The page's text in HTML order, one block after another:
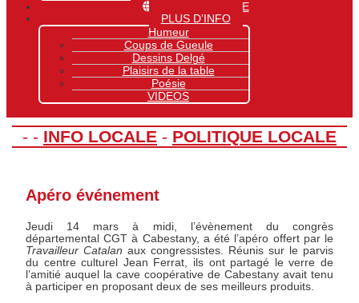
INFO MONDIALE
PLUS D’INFO
Humeur
Coups de Gueule
Dessins Delgé
Plaisirs de la table
Poésie
VIDEOS
- - INFO LOCALE - POLITIQUE LOCALE
Apéro événement
Jeudi 14 mars à midi, l’évènement du congrès
départemental CGT à Cabestany, a été l’apéro offert par le
Travailleur Catalan aux congressistes. Réunis sur le parvis
du centre culturel Jean Ferrat, ils ont partagé le verre de
l’amitié auquel la cave coopérative de Cabestany avait tenu
à participer en proposant deux de ses meilleurs produits.